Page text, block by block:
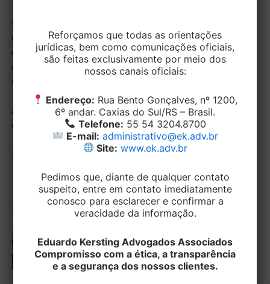
No mesmo sentido, é considerada abusiva a cláusula
contratual que prevê o cancelamento ou a extinção
do contrato de seguro em razão do inadimplemento
do prêmio, sem a prévia constituição em mora do
segurado, mediante prévia notificação.
A Equipe de Direito Cível da EK Advogados está a sua
disposição para maiores esclarecimentos.
Fonte: Superior Tribunal de Justiça.
Outras Publicações
contra penhora para
entidades sem fins
lucrativos
Reforçamos que todas as orientações
jurídicas, bem como comunicações oficiais,
são feitas exclusivamente por meio dos
nossos canais oficiais:
Endereço: Rua Bento Gonçalves, nº 1200,
6º andar. Caxias do Sul/RS – Brasil.
Telefone: 55 54 3204.8700
E-mail: administrativo@ek.adv.br
Site: www.ek.adv.br
Pedimos que, diante de qualquer contato
suspeito, entre em contato imediatamente
conosco para esclarecer e confirmar a
veracidade da informação.
Eduardo Kersting Advogados Associados
Compromisso com a ética, a transparência
e a segurança dos nossos clientes.